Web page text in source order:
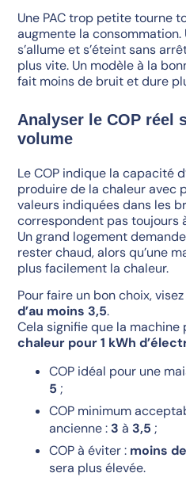
Une PAC trop petite tourne
augmente la consommation.
s’allume et s’éteint sans
plus vite. Un modèle à la
fait moins de bruit et dure
Analyser le COP réel
volume
Le COP indique la capacité
produire de la chaleur avec
valeurs indiquées dans les
correspondent pas toujours
Un grand logement
rester chaud, alors qu’une
plus facilement la chaleur.
Pour faire un bon choix,
d’au moins 3,5.
Cela signifie que la machine
chaleur pour 1 kWh
COP idéal pour une
5 ;
COP minimum
ancienne : 3 à 3,5 ;
COP à éviter : moins
sera plus élevée.